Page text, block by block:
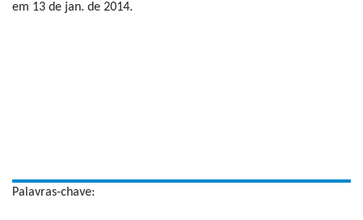
em 13 de jan. de 2014.
Palavras-chave: